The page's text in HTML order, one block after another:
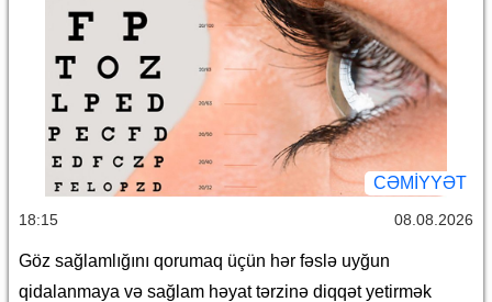
CƏMİYYƏT
18:15 08.08.2026
Göz sağlamlığını qorumaq üçün hər fəslə uyğun
qidalanmaya və sağlam həyat tərzinə diqqət yetirmək